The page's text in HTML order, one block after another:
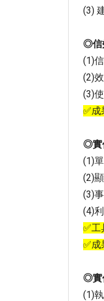
(3)
◎信
(1)
(2)
(3)
✅成
◎實
(1)
(2)
(3)
(4)
✅工
✅成
◎實
(1)